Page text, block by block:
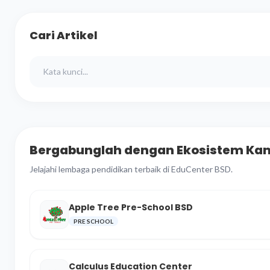
Cari Artikel
Bergabunglah dengan Ekosistem
Jelajahi lembaga pendidikan terbaik di EduCenter BSD.
Apple Tree Pre-School BSD
PRE SCHOOL
Calculus Education Center